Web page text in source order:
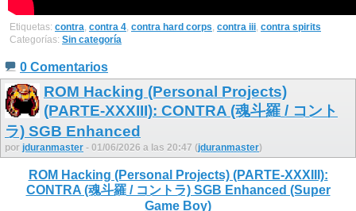
Etiquetas: contra contra 4 contra hard corps contra iii contra spirits
Categorías: Sin categoría
0 Comentarios
ROM Hacking (Personal Projects)
(PARTE-XXXIII): CONTRA (魂斗羅 / コント
ラ) SGB Enhanced
por jduranmaster - 01/06/2026 a las 20:47 (jduranmaster)
ROM Hacking (Personal Projects) (PARTE-XXXIII):
CONTRA (魂斗羅 / コントラ) SGB Enhanced (Super
Game Boy)